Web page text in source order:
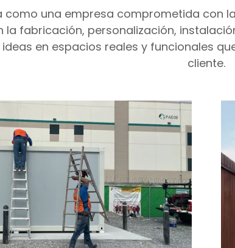
como una empresa comprometida con
la fabricación, personalización,
en espacios reales y funcionales
cliente.